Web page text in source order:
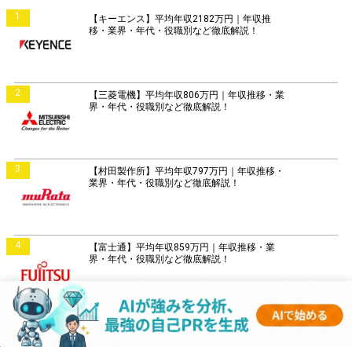
1
【キーエンス】平均年収2182万円｜年収推
移・業界・年代・役職別など徹底解説！
2
【三菱電機】平均年収806万円｜年収推移・業
界・年代・役職別など徹底解説！
3
【村田製作所】平均年収797万円｜年収推移・
業界・年代・役職別など徹底解説！
4
【富士通】平均年収859万円｜年収推移・業
界・年代・役職別など徹底解説！
【日立製作所】平均年収896万円｜年収推移・
業界・年代・役職別など徹底解説！